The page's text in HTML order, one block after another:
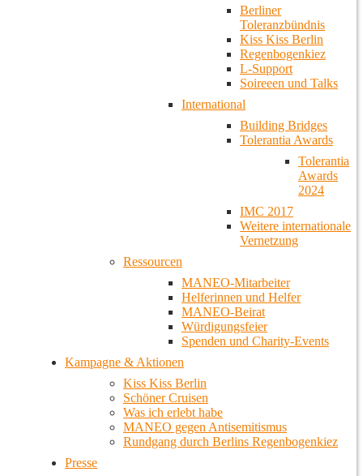
Berliner
Toleranzbündnis
Kiss Kiss Berlin
Regenbogenkiez
L-Support
Soireeen und Talks
International
Building Bridges
Tolerantia Awards
Tolerantia
Awards
2024
IMC 2017
Weitere internationale
Vernetzung
Ressourcen
MANEO-Mitarbeiter
Helferinnen und Helfer
MANEO-Beirat
Würdigungsfeier
Spenden und Charity-Events
Kampagne & Aktionen
Kiss Kiss Berlin
Schöner Cruisen
Was ich erlebt habe
MANEO gegen Antisemitismus
Rundgang durch Berlins Regenbogenkiez
Presse